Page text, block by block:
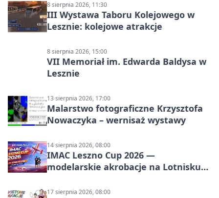
8 sierpnia 2026, 11:30
III Wystawa Taboru Kolejowego w
Lesznie: kolejowe atrakcje
8 sierpnia 2026, 15:00
VII Memoriał im. Edwarda Baldysa w
Lesznie
13 sierpnia 2026, 17:00
Malarstwo fotograficzne Krzysztofa
Nowaczyka – wernisaż wystawy
14 sierpnia 2026, 08:00
IMAC Leszno Cup 2026 —
modelarskie akrobacje na Lotnisku
17 sierpnia 2026, 08:00